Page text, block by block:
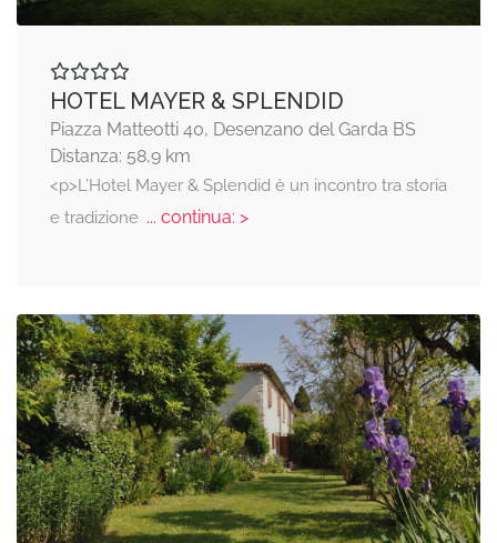
HOTEL MAYER & SPLENDID
Piazza Matteotti 40, Desenzano del Garda BS
Distanza: 58,9 km
<p>L’Hotel Mayer & Splendid è un incontro tra storia
e tradizione... continua: >